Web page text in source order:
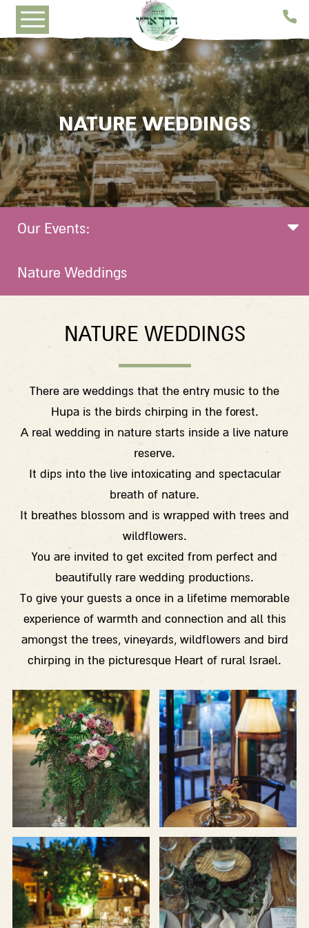
דלג לסרגל הניווט
דלג לתוכן
NATURE WEDDINGS
Our Events:
Nature Weddings
NATURE WEDDINGS
There are weddings that the entry music to the
Hupa is the birds chirping in the forest.
A real wedding in nature starts inside a live nature
reserve.
It dips into the live intoxicating and spectacular
breath of nature.
It breathes blossom and is wrapped with trees and
wildflowers.
You are invited to get excited from perfect and
beautifully rare wedding productions.
To give your guests a once in a lifetime memorable
experience of warmth and connection and all this
amongst the trees, vineyards, wildflowers and bird
chirping in the picturesque Heart of rural Israel.
לפתיחת
התמונה
בגדול
-
+
לפתיחת
התמונה
בגדול
-
+
לפתיחת
התמונה
בגדול
-
+
לפתיחת
התמונה
בגדול
-
+